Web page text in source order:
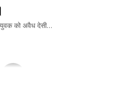
को अवैध देसी…